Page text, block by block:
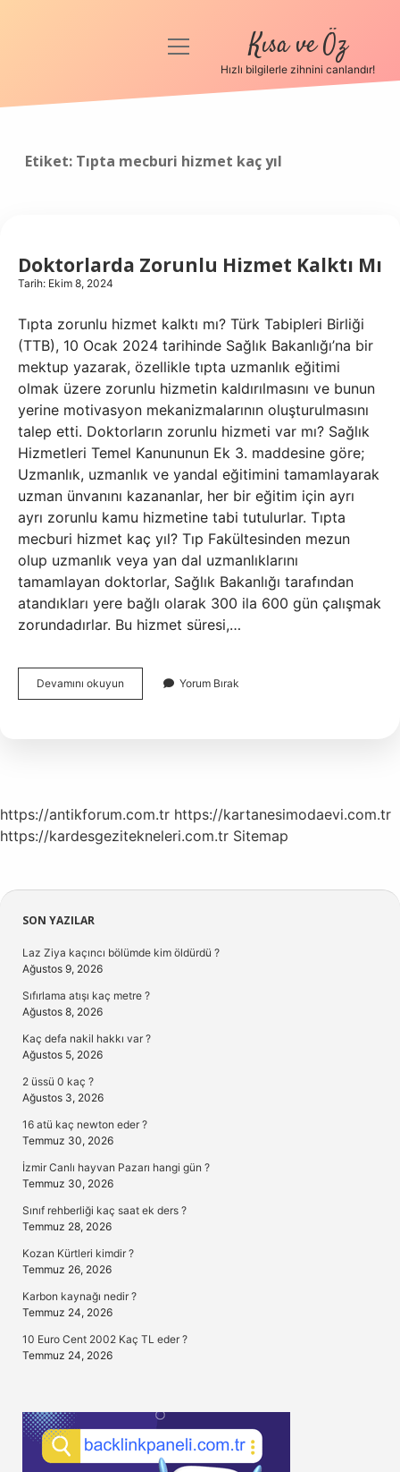
Anasayfa
menüyü
Kısa ve Öz
Hızlı bilgilerle zihnini canlandır!
Etiket: Tıpta mecburi hizmet kaç yıl
Doktorlarda Zorunlu Hizmet Kalktı Mı
Tarih: Ekim 8, 2024
Tıpta zorunlu hizmet kalktı mı? Türk Tabipleri Birliği
(TTB), 10 Ocak 2024 tarihinde Sağlık Bakanlığı’na bir
mektup yazarak, özellikle tıpta uzmanlık eğitimi
olmak üzere zorunlu hizmetin kaldırılmasını ve bunun
yerine motivasyon mekanizmalarının oluşturulmasını
talep etti. Doktorların zorunlu hizmeti var mı? Sağlık
Hizmetleri Temel Kanununun Ek 3. maddesine göre;
Uzmanlık, uzmanlık ve yandal eğitimini tamamlayarak
uzman ünvanını kazananlar, her bir eğitim için ayrı
ayrı zorunlu kamu hizmetine tabi tutulurlar. Tıpta
mecburi hizmet kaç yıl? Tıp Fakültesinden mezun
olup uzmanlık veya yan dal uzmanlıklarını
tamamlayan doktorlar, Sağlık Bakanlığı tarafından
atandıkları yere bağlı olarak 300 ila 600 gün çalışmak
zorundadırlar. Bu hizmet süresi,…
Devamını okuyun Doktorlarda
Zorunlu
Yorum Bırak
https://antikforum.com.tr https://kartanesimodaevi.com.tr
https://kardesgezitekneleri.com.tr Sitemap
Sidebar
SON YAZILAR
Laz Ziya kaçıncı bölümde kim öldürdü ?
Ağustos 9, 2026
Sıfırlama atışı kaç metre ?
Ağustos 8, 2026
Kaç defa nakil hakkı var ?
Ağustos 5, 2026
2 üssü 0 kaç ?
Ağustos 3, 2026
16 atü kaç newton eder ?
Temmuz 30, 2026
İzmir Canlı hayvan Pazarı hangi gün ?
Temmuz 30, 2026
Sınıf rehberliği kaç saat ek ders ?
Temmuz 28, 2026
Kozan Kürtleri kimdir ?
Temmuz 26, 2026
Karbon kaynağı nedir ?
Temmuz 24, 2026
10 Euro Cent 2002 Kaç TL eder ?
Temmuz 24, 2026